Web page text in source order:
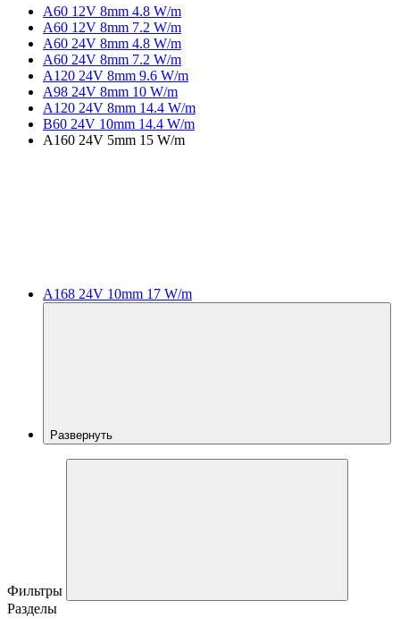
A60 12V 8mm 4.8 W/m
A60 12V 8mm 7.2 W/m
A60 24V 8mm 4.8 W/m
A60 24V 8mm 7.2 W/m
A120 24V 8mm 9.6 W/m
A98 24V 8mm 10 W/m
A120 24V 8mm 14.4 W/m
B60 24V 10mm 14.4 W/m
A160 24V 5mm 15 W/m
A168 24V 10mm 17 W/m
Развернуть
Фильтры
Разделы